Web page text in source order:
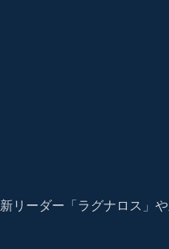
リーダー「ラグナロス」